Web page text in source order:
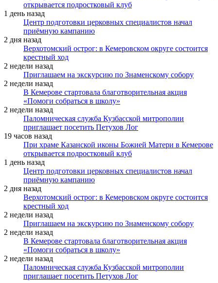
открывается подростковый клуб
1 день назад
Центр подготовки церковных специалистов начал
приёмную кампанию
2 дня назад
Верхотомский острог: в Кемеровском округе состоится
крестный ход
2 недели назад
Приглашаем на экскурсию по Знаменскому собору
2 недели назад
В Кемерове стартовала благотворительная акция
«Помоги собраться в школу»
2 недели назад
Паломническая служба Кузбасской митрополии
приглашает посетить Петухов Лог
19 часов назад
При храме Казанской иконы Божией Матери в Кемерове
открывается подростковый клуб
1 день назад
Центр подготовки церковных специалистов начал
приёмную кампанию
2 дня назад
Верхотомский острог: в Кемеровском округе состоится
крестный ход
2 недели назад
Приглашаем на экскурсию по Знаменскому собору
2 недели назад
В Кемерове стартовала благотворительная акция
«Помоги собраться в школу»
2 недели назад
Паломническая служба Кузбасской митрополии
приглашает посетить Петухов Лог